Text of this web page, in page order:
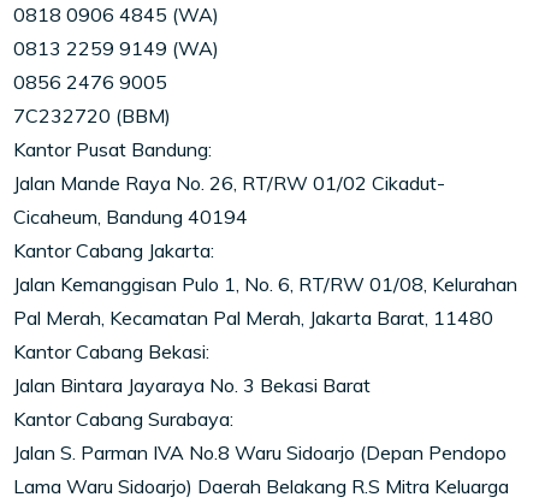
0818 0906 4845 (WA)
0813 2259 9149 (WA)
0856 2476 9005
7C232720 (BBM)
Kantor Pusat Bandung:
Jalan Mande Raya No. 26, RT/RW 01/02 Cikadut-
Cicaheum, Bandung 40194
Kantor Cabang Jakarta:
Jalan Kemanggisan Pulo 1, No. 6, RT/RW 01/08, Kelurahan
Pal Merah, Kecamatan Pal Merah, Jakarta Barat, 11480
Kantor Cabang Bekasi:
Jalan Bintara Jayaraya No. 3 Bekasi Barat
Kantor Cabang Surabaya:
Jalan S. Parman IVA No.8 Waru Sidoarjo (Depan Pendopo
Lama Waru Sidoarjo) Daerah Belakang R.S Mitra Keluarga